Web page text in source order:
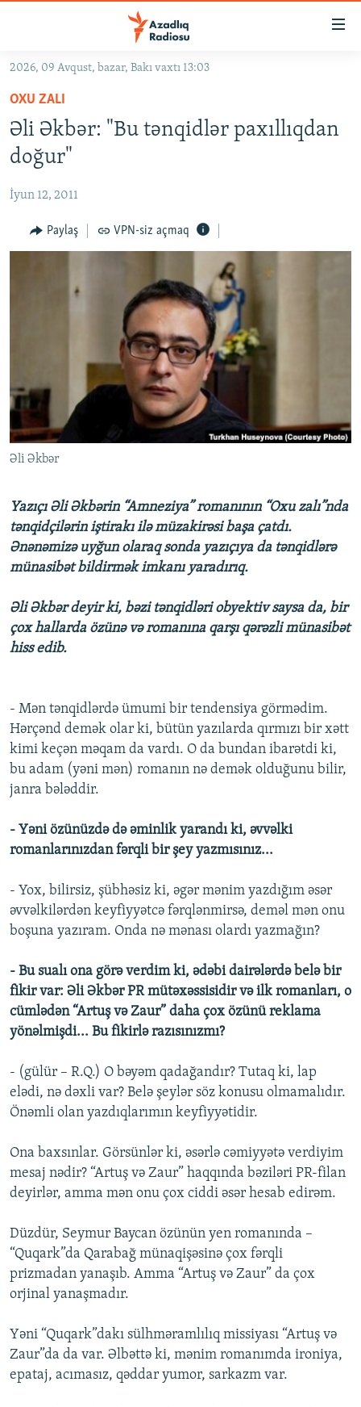
Əsas
qayıt
Əsas
naviqasiyaya
qayıt
Axtarışa
keç
#İZAHLA
KORRUPSIOMETR
#ƏSLINDƏ
FƏRQƏ BAX
QANUNI DOĞRU
MULTIMEDIA
KARIKATURA
AZƏRBAYCAN ƏDƏBIYYATI KITABXANASI
İSLAM VƏ DEMOKRATIYA
İZ - MƏDƏNIYYƏT PROQRAMI
PEŞƏ ETIKASI VƏ JURNALISTIKA STANDARTLARIMIZ
MATERIALLARIMIZDAN ISTIFADƏ
AZADLIQRADIOSU MOBIL TELEFONUNUZDA
XƏBƏR BÜLLETENLƏRIMIZ
BIZI IZLƏ
RFE/RL-in bütün saytları
2026, 09 Avqust, bazar, Bakı vaxtı 13:03
OXU ZALI
Əli Əkbər: "Bu tənqidlər paxıllıqdan
doğur"
İyun 12, 2011
Paylaş VPN-siz açmaq
Əli Əkbər
Yazıçı Əli Əkbərin “Amneziya” romanının “Oxu zalı”nda
tənqidçilərin iştirakı ilə müzakirəsi başa çatdı.
Ənənəmizə uyğun olaraq sonda yazıçıya da tənqidlərə
münasibət bildirmək imkanı yaradırıq.
Əli Əkbər deyir ki, bəzi tənqidləri obyektiv saysa da, bir
çox hallarda özünə və romanına qarşı qərəzli münasibət
hiss edib.
- Mən tənqidlərdə ümumi bir tendensiya görmədim.
Hərçənd demək olar ki, bütün yazılarda qırmızı bir xətt
kimi keçən məqam da vardı. O da bundan ibarətdi ki,
bu adam (yəni mən) romanın nə demək olduğunu bilir,
janra bələddir.
- Yəni özünüzdə də əminlik yarandı ki, əvvəlki
romanlarınızdan fərqli bir şey yazmısınız...
- Yox, bilirsiz, şübhəsiz ki, əgər mənim yazdığım əsər
əvvəlkilərdən keyfiyyətcə fərqlənmirsə, deməl mən onu
boşuna yazıram. Onda nə mənası olardı yazmağın?
- Bu sualı ona görə verdim ki, ədəbi dairələrdə belə bir
fikir var: Əli Əkbər PR mütəxəssisidir və ilk romanları, o
cümlədən “Artuş və Zaur” daha çox özünü reklama
yönəlmişdi... Bu fikirlə razısınızmı?
- (gülür – R.Q.) O bəyəm qadağandır? Tutaq ki, lap
elədi, nə dəxli var? Belə şeylər söz konusu olmamalıdır.
Önəmli olan yazdıqlarımın keyfiyyətidir.
Ona baxsınlar. Görsünlər ki, əsərlə cəmiyyətə verdiyim
mesaj nədir? “Artuş və Zaur” haqqında bəziləri PR-filan
deyirlər, amma mən onu çox ciddi əsər hesab edirəm.
Düzdür, Seymur Baycan özünün yen romanında –
“Quqark”da Qarabağ münaqişəsinə çox fərqli
prizmadan yanaşıb. Amma “Artuş və Zaur” da çox
orjinal yanaşmadır.
Yəni “Quqark”dakı sülhməramlılıq missiyası “Artuş və
Zaur”da da var. Əlbəttə ki, mənim romanımda ironiya,
epataj, acımasız, qəddar yumor, sarkazm var.